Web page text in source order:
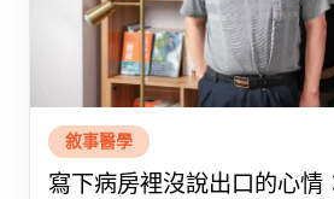
敘事醫學
寫下病房裡沒說出口的心情